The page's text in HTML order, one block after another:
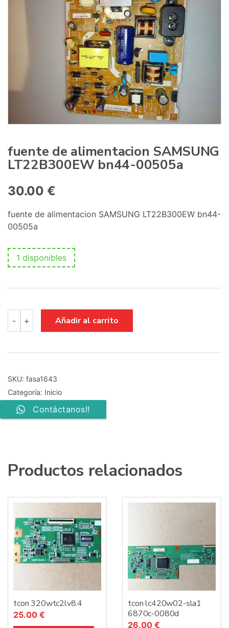
fuente de alimentacion SAMSUNG
LT22B300EW bn44-00505a
30.00 €
fuente de alimentacion SAMSUNG LT22B300EW bn44-
00505a
1 disponibles
-
de
alimentacion
LT22B300EW
00505a
cantidad
+ Añadir al carrito
SKU: fasa1643
Categoría: Inicio
Contáctanos!!
Productos relacionados
tcon 320wtc2lv8.4
25.00 €
tcon lc420w02-sla1
6870c-0080d
26.00 €